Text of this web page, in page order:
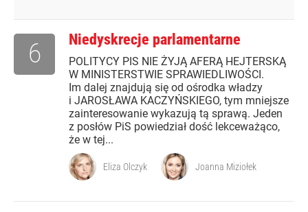
Niedyskrecje parlamentarne
POLITYCY PIS NIE ŻYJĄ AFERĄ HEJTERSKĄ
W MINISTERSTWIE SPRAWIEDLIWOŚCI.
Im dalej znajdują się od ośrodka władzy
i JAROSŁAWA KACZYŃSKIEGO, tym mniejsze
zainteresowanie wykazują tą sprawą. Jeden
z posłów PiS powiedział dość lekceważąco,
że w tej...
6
Eliza Olczyk Joanna Miziołek